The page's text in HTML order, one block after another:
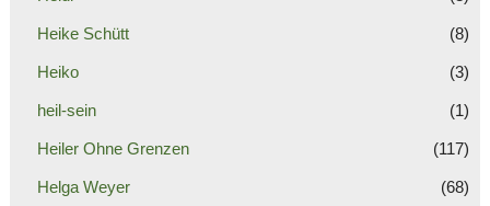
Heike Schütt (8)
Heiko (3)
heil-sein (1)
Heiler Ohne Grenzen (117)
Helga Weyer (68)